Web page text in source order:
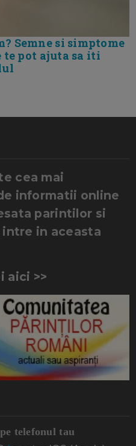
Semne si simptome
te pot ajuta sa iti
cea mai
informatii online
parintilor si
intre in aceasta
aici >>
telefonul tau